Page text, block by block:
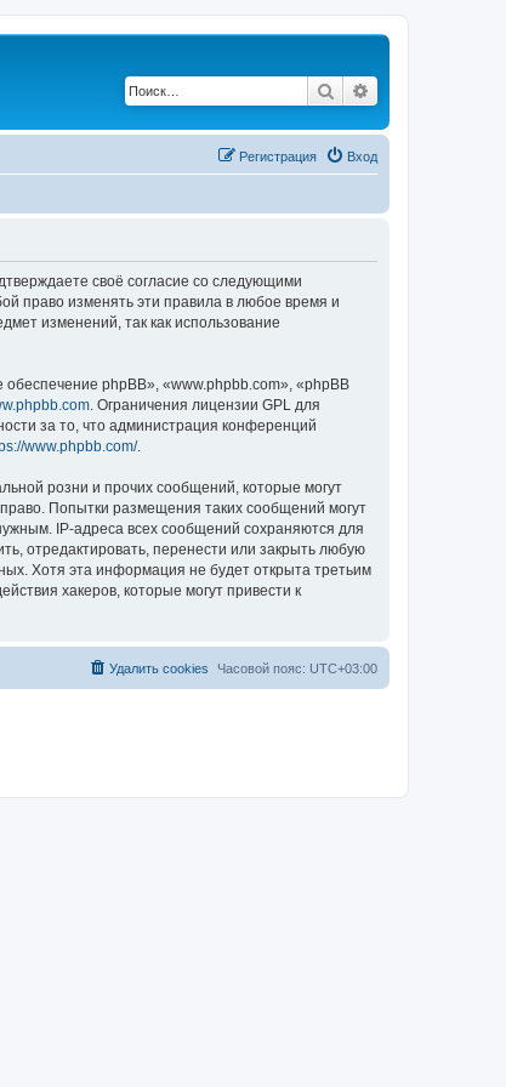
Поиск
Вход
Регистрация
своё согласие со следующими
право изменять эти правила в любое время и
изменений, так как использование
phpBB», «www.phpbb.com», «phpBB
. Ограничения лицензии GPL для
за то, что администрация конференций
www.phpbb.com/.
розни и прочих сообщений, которые могут
Попытки размещения таких сообщений могут
IP-адреса всех сообщений сохраняются для
отредактировать, перенести или закрыть любую
Хотя эта информация не будет открыта третьим
хакеров, которые могут привести к
Часовой пояс: UTC+03:00
Удалить cookies